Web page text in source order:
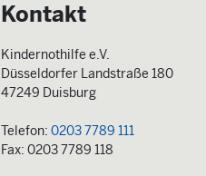
Kontakt
Kindernothilfe e.V.
Düsseldorfer Landstraße 180
47249 Duisburg
Telefon: 0203 7789 111
Fax: 0203 7789 118